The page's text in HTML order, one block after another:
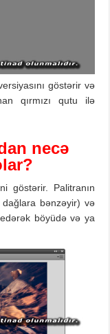
göstərir və
qırmızı qutu ilə
necə
göstərir. Palitranın
dağlara bənzəyir) və
böyüdə və ya